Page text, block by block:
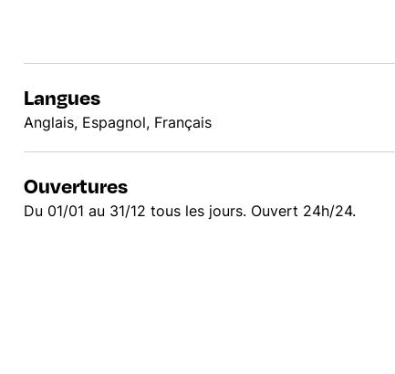
Langues
Anglais, Espagnol, Français
Ouvertures
Du 01/01 au 31/12 tous les jours. Ouvert 24h/24.